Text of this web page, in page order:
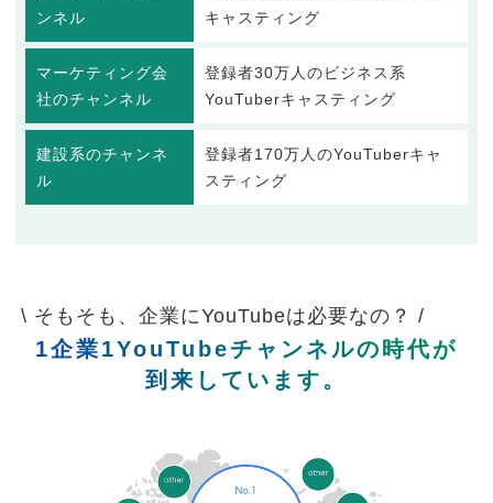
ンネル
キャスティング
マーケティング会
社のチャンネル
登録者30万人のビジネス系
YouTuberキャスティング
建設系のチャンネ
ル
登録者170万人のYouTuberキャ
スティング
\ そもそも、企業にYouTubeは必要なの？ /
1企業1YouTubeチャンネルの時代が
到来しています。